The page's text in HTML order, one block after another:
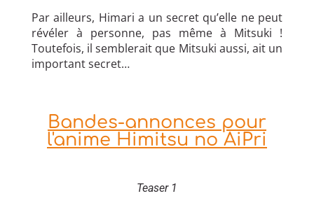
Par ailleurs, Himari a un secret qu’elle ne peut
révéler à personne, pas même à Mitsuki !
Toutefois, il semblerait que Mitsuki aussi, ait un
important secret…
Bandes-annonces pour
l'anime Himitsu no AiPri
Teaser 1